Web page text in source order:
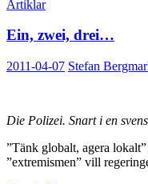
Artiklar
Ein, zwei, drei…
2011-04-07 Stefan
Die Polizei. Snart i en
”Tänk globalt, agera
”extremismen” vill